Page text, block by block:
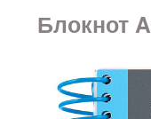
Блокнот